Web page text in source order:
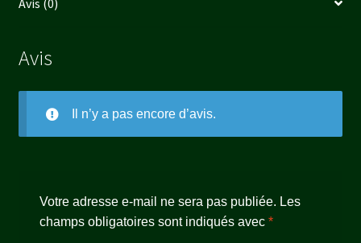
Avis
Il n’y a pas encore d’avis.
Votre adresse e-mail ne sera pas publiée. Les
champs obligatoires sont indiqués avec *